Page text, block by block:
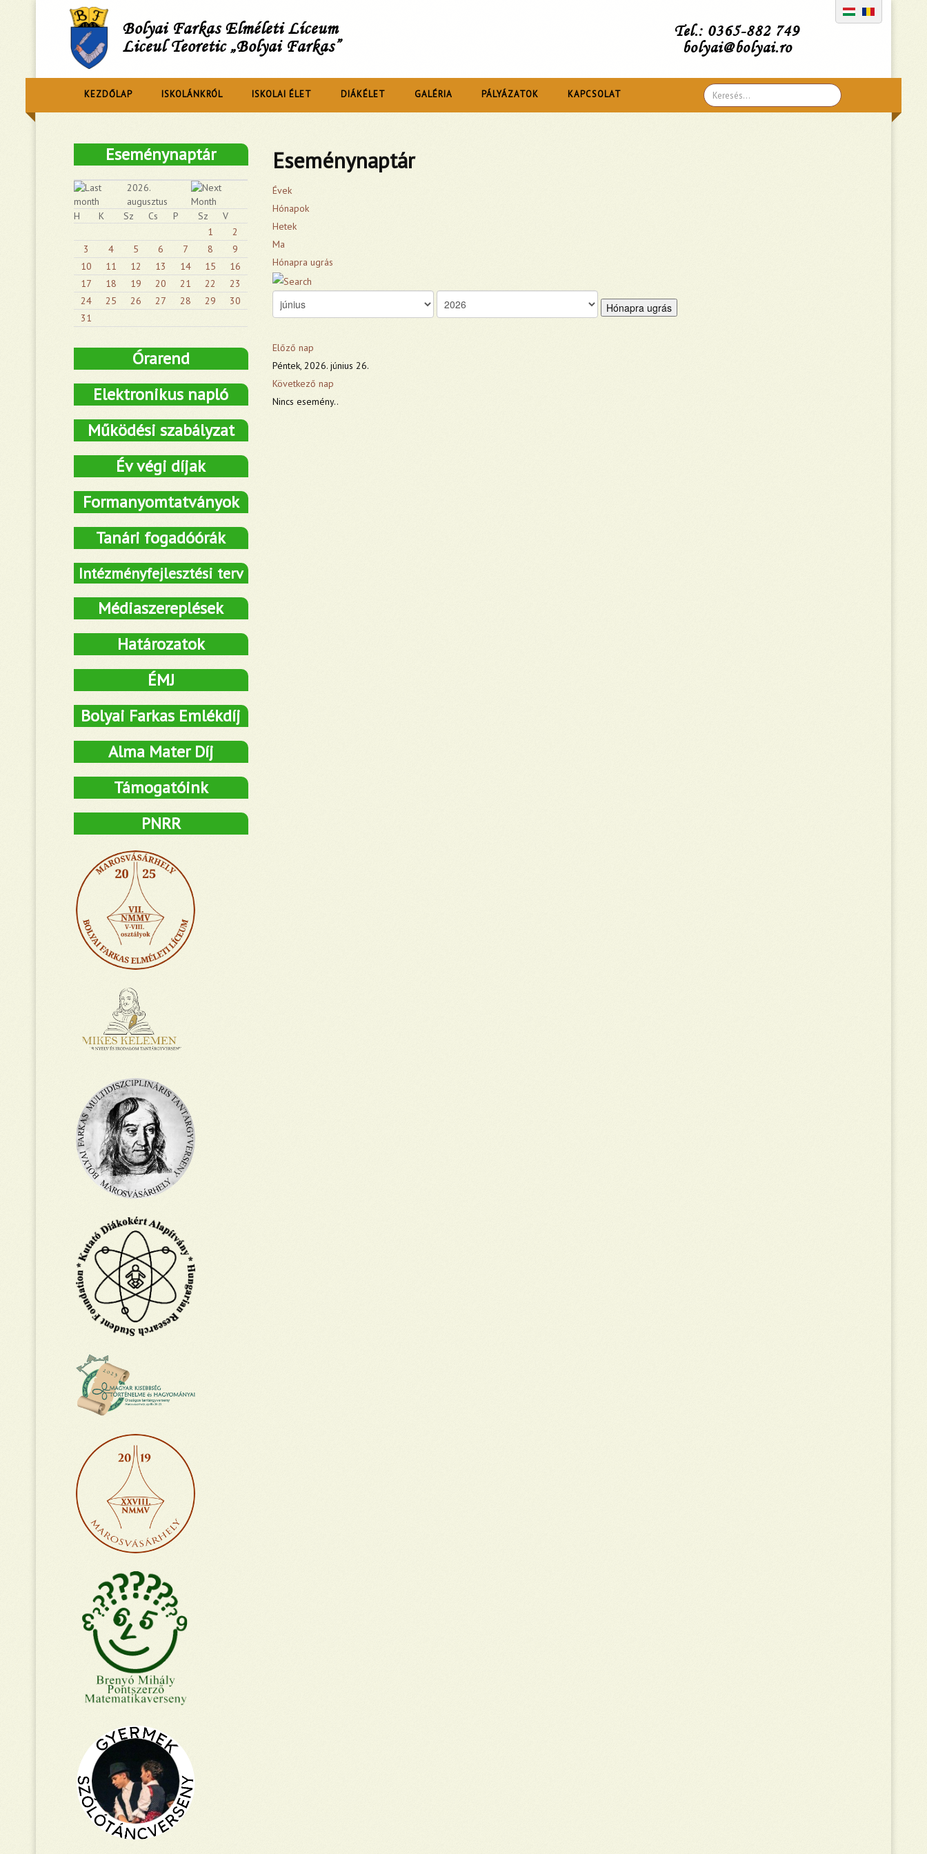
Bolyai Farkas Elméleti Líceum
Liceul Teoretic „Bolyai Farkas”
Tel.: 0365-882 749
bolyai@bolyai.ro
Search
...
KEZDŐLAP ISKOLÁNKRÓL ISKOLAI ÉLET DIÁKÉLET GALÉRIA PÁLYÁZATOK KAPCSOLAT
Eseménynaptár
Évek
Hónapok
Hetek
Ma
Hónapra ugrás
Hónapra ugrás
Előző nap
Péntek, 2026. június 26.
Következő nap
Nincs esemény..
Eseménynaptár
2026.
augusztus
H
K Sz Cs P Sz
V
1
2
3
4 5 6 7 8
9
10
11 12 13 14 15
16
17
18 19 20 21 22
23
24
25 26 27 28 29
30
31
Órarend
Elektronikus napló
Működési szabályzat
Év végi díjak
Formanyomtatványok
Tanári fogadóórák
Intézményfejlesztési terv
Médiaszereplések
Határozatok
ÉMJ
Bolyai Farkas Emlékdíj
Alma Mater Díj
Támogatóink
PNRR